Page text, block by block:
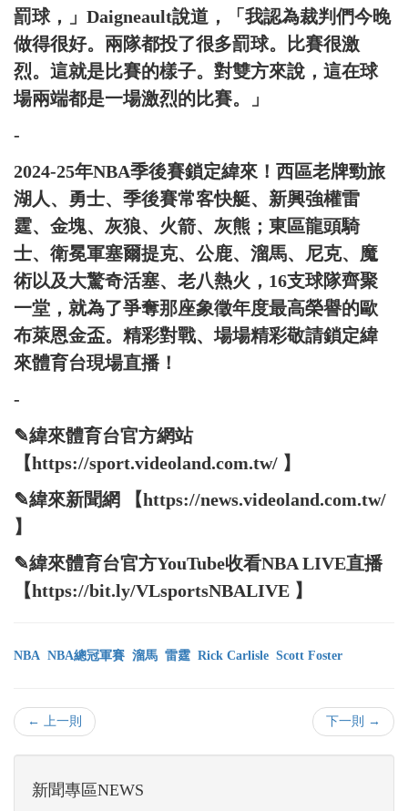
罰球，」Daigneault說道，「我認為裁判們今晚
做得很好。兩隊都投了很多罰球。比賽很激
烈。這就是比賽的樣子。對雙方來說，這在球
場兩端都是一場激烈的比賽。」
-
2024-25年NBA季後賽鎖定緯來！西區老牌勁旅
湖人、勇士、季後賽常客快艇、新興強權雷
霆、金塊、灰狼、火箭、灰熊；東區龍頭騎
士、衛冕軍塞爾提克、公鹿、溜馬、尼克、魔
術以及大驚奇活塞、老八熱火，16支球隊齊聚
一堂，就為了爭奪那座象徵年度最高榮譽的歐
布萊恩金盃。精彩對戰、場場精彩敬請鎖定緯
來體育台現場直播！
-
✎緯來體育台官方網站
【https://sport.videoland.com.tw/ 】
✎緯來新聞網 【https://news.videoland.com.tw/
】
✎緯來體育台官方YouTube收看NBA LIVE直播
【https://bit.ly/VLsportsNBALIVE 】
NBA NBA總冠軍賽 溜馬 雷霆 Rick Carlisle Scott Foster
← 上一則 下一則 →
新聞專區NEWS